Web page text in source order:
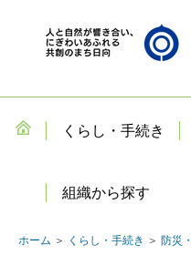
くらし・手続き
組織から探す
ホーム ＞ くらし・手続き ＞ 防災